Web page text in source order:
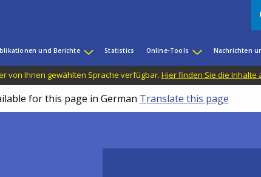
und Berichte Statistics Online-Tools Nachrichten
von Ihnen gewählten Sprache verfügbar. Hier finden Sie die Inhalte
for this page in German Translate this page